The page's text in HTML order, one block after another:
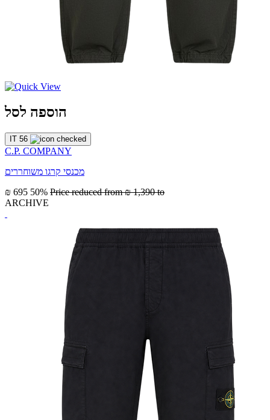
הוספה לסל
IT 56
C.P. COMPANY
מכנסי קרגו משוחררים
₪ 695 50% Price reduced from₪ 1,390 to
ARCHIVE